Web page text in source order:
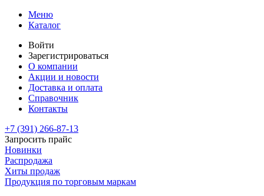
Меню
Каталог
Войти
Зарегистрироваться
О компании
Акции и новости
Доставка и оплата
Справочник
Контакты
+7 (391) 266-87-13
Запросить прайс
Новинки
Распродажа
Хиты продаж
Продукция по торговым маркам